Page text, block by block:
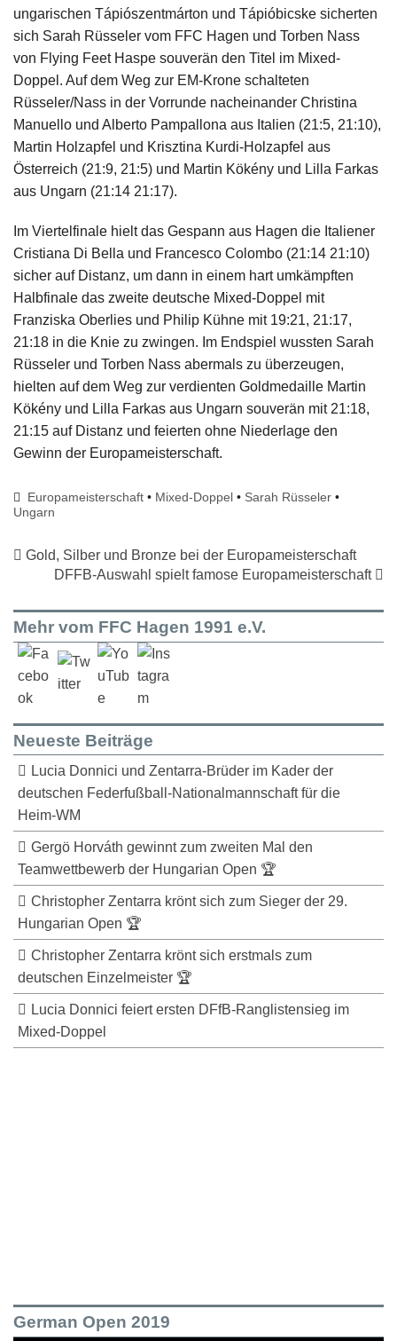
ungarischen Tápiószentmárton und Tápióbicske sicherten
sich Sarah Rüsseler vom FFC Hagen und Torben Nass
von Flying Feet Haspe souverän den Titel im Mixed-
Doppel. Auf dem Weg zur EM-Krone schalteten
Rüsseler/Nass in der Vorrunde nacheinander Christina
Manuello und Alberto Pampallona aus Italien (21:5, 21:10),
Martin Holzapfel und Krisztina Kurdi-Holzapfel aus
Österreich (21:9, 21:5) und Martin Kökény und Lilla Farkas
aus Ungarn (21:14 21:17).
Im Viertelfinale hielt das Gespann aus Hagen die Italiener
Cristiana Di Bella und Francesco Colombo (21:14 21:10)
sicher auf Distanz, um dann in einem hart umkämpften
Halbfinale das zweite deutsche Mixed-Doppel mit
Franziska Oberlies und Philip Kühne mit 19:21, 21:17,
21:18 in die Knie zu zwingen. Im Endspiel wussten Sarah
Rüsseler und Torben Nass abermals zu überzeugen,
hielten auf dem Weg zur verdienten Goldmedaille Martin
Kökény und Lilla Farkas aus Ungarn souverän mit 21:18,
21:15 auf Distanz und feierten ohne Niederlage den
Gewinn der Europameisterschaft.
Europameisterschaft • Mixed-Doppel • Sarah Rüsseler •
Ungarn
Gold, Silber und Bronze bei der Europameisterschaft
DFFB-Auswahl spielt famose Europameisterschaft
Mehr vom FFC Hagen 1991 e.V.
Neueste Beiträge
Lucia Donnici und Zentarra-Brüder im Kader der
deutschen Federfußball-Nationalmannschaft für die
Heim-WM
Gergö Horváth gewinnt zum zweiten Mal den
Teamwettbewerb der Hungarian Open 🏆
Christopher Zentarra krönt sich zum Sieger der 29.
Hungarian Open 🏆
Christopher Zentarra krönt sich erstmals zum
deutschen Einzelmeister 🏆
Lucia Donnici feiert ersten DFfB-Ranglistensieg im
Mixed-Doppel
German Open 2019